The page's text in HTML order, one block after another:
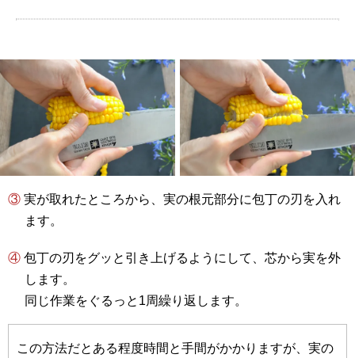
③ 実が取れたところから、実の根元部分に包丁の刃を入れ
ます。
④ 包丁の刃をグッと引き上げるようにして、芯から実を外
します。
同じ作業をぐるっと1周繰り返します。
この方法だとある程度時間と手間がかかりますが、実の